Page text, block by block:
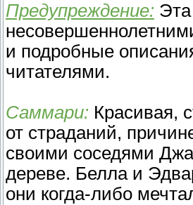
Предупреждение:
и подробные
читателями.
Саммари: Красивая,
от страданий,
своими соседями
дереве. Белла и
они когда-либо